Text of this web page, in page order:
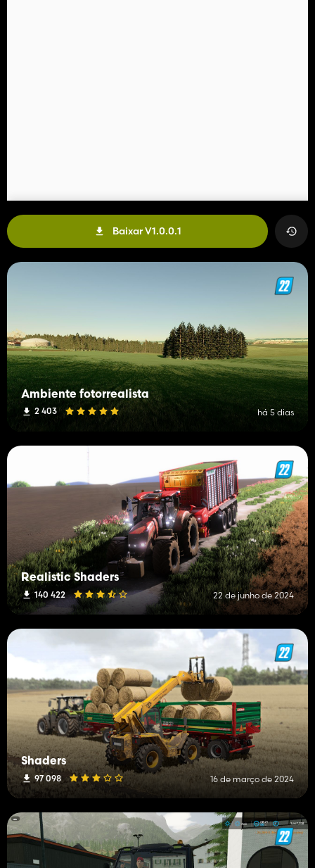
Baixar V1.0.0.1
Ambiente fotorrealista
2 403 há 5 dias
Realistic Shaders
140 422 22 de junho de 2024
Shaders
97 098 16 de março de 2024